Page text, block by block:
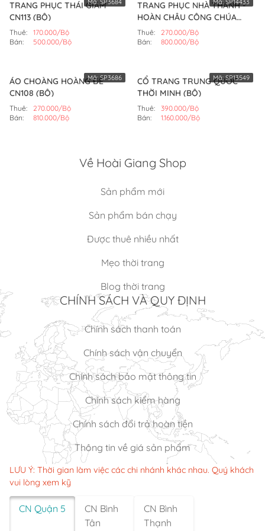
TRANG PHỤC THÁI GIÁM
CN113 (BỘ)
Thuê:
170.000/Bộ
Bán:
500.000/Bộ
TRANG PHỤC NHÀ THANH -
HOÀN CHÂU CÔNG CHÚA
MẪU SỐ 1 (BỘ)
Thuê:
270.000/Bộ
Bán:
800.000/Bộ
ÁO CHOÀNG HOÀNG ĐẾ
CN108 (BỘ)
Thuê:
270.000/Bộ
Bán:
810.000/Bộ
Mã:SP3686
CỔ TRANG TRUNG QUỐC
THỜI MINH (BỘ)
Thuê:
390.000/Bộ
Bán:
1.160.000/Bộ
Mã:SP13549
Về Hoài Giang Shop
Sản phẩm mới
Sản phẩm bán chạy
Được thuê nhiều nhất
Mẹo thời trang
Blog thời trang
CHÍNH SÁCH VÀ QUY ĐỊNH
Chính sách thanh toán
Chính sách vận chuyển
Chính sách bảo mật thông tin
Chính sách kiểm hàng
Chính sách đổi trả hoàn tiền
Thông tin về giá sản phẩm
LƯU Ý: Thời gian làm việc các chi nhánh khác nhau. Quý khách
vui lòng xem kỹ
CN Quận 5
CN Bình
Tân
CN Bình
Thạnh